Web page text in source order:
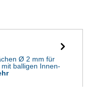
Ø 2 mm für
balligen Innen-